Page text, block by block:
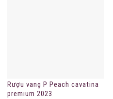
Rượu vang P Peach cavatina
premium 2023